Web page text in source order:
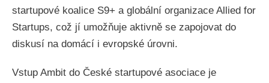
startupové koalice S9+ a globální organizace Allied for
Startups, což jí umožňuje aktivně se zapojovat do
diskusí na domácí i evropské úrovni.
Vstup Ambit do České startupové asociace je